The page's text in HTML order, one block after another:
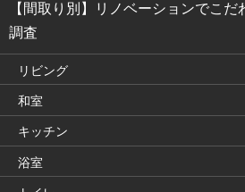
【間取り別】リノベーションでこ
調査
リビング
和室
キッチン
浴室